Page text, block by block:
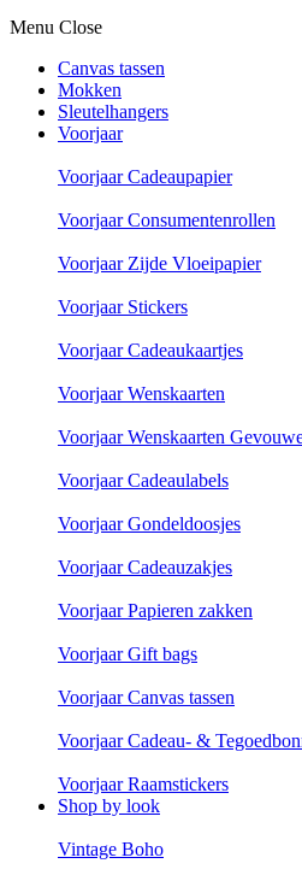
Menu Close
Canvas tassen
Mokken
Sleutelhangers
Voorjaar
Voorjaar Cadeaupapier
Voorjaar Consumentenrollen
Voorjaar Zijde Vloeipapier
Voorjaar Stickers
Voorjaar Cadeaukaartjes
Voorjaar Wenskaarten
Voorjaar Wenskaarten
Voorjaar Cadeaulabels
Voorjaar Gondeldoosjes
Voorjaar Cadeauzakjes
Voorjaar Papieren zakken
Voorjaar Gift bags
Voorjaar Canvas tassen
Voorjaar Cadeau- &
Voorjaar Raamstickers
Shop by look
Vintage Boho